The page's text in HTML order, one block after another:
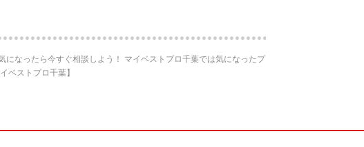
なったら今すぐ相談しよう！ マイベストプロ千葉では気になったプ
ベストプロ千葉】